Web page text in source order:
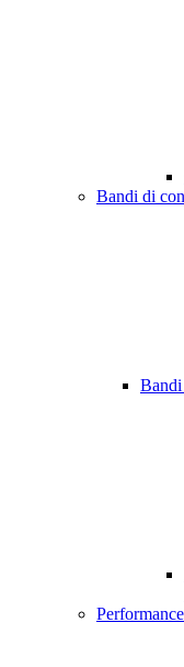
Bandi di
Performance